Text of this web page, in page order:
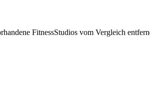
FitnessStudios vom Vergleich